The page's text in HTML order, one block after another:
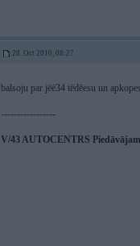
28. Oct 2010, 08:27
balsoju par jēē34 tēdēesu un
-----------------
V/43 AUTOCENTRS